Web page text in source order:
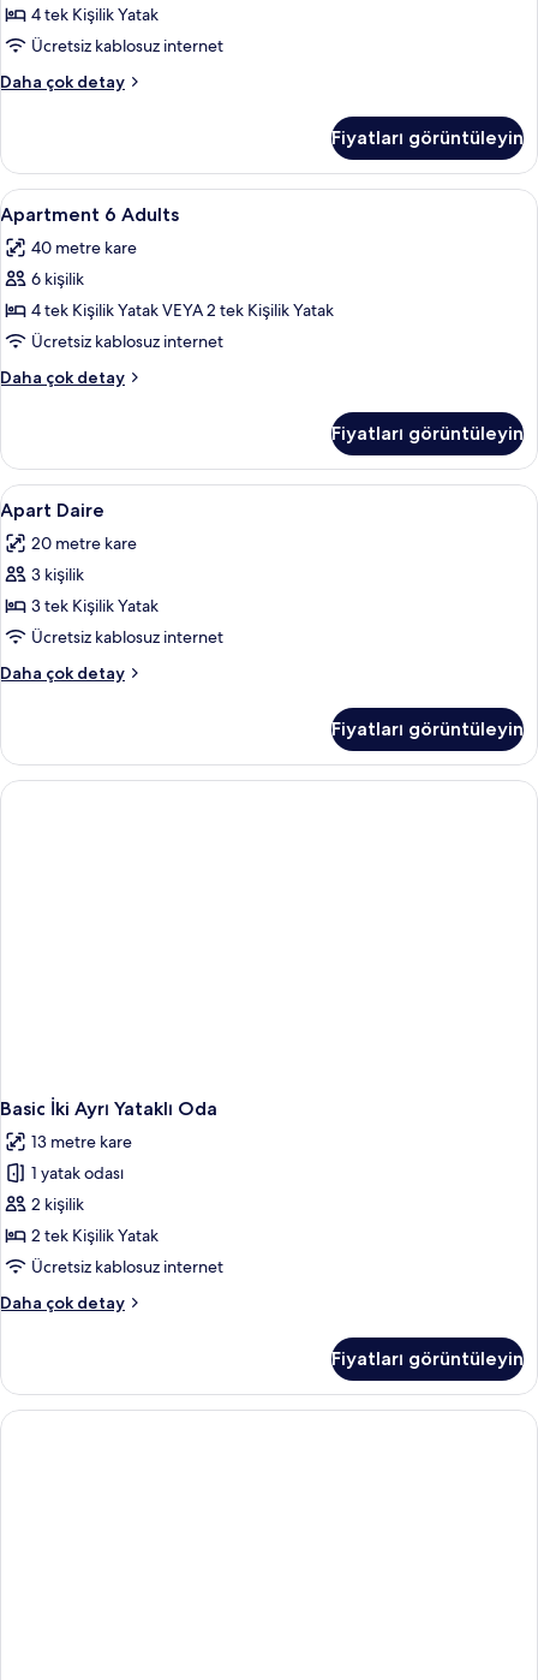
tüm
fotoğrafları
görün
4 tek Kişilik Yatak
Ücretsiz kablosuz internet
Daha çok detay
Apartment
daha
fazla
detay
Fiyatları görüntüleyin
Apartment
6
Adults
için
tüm
fotoğrafları
görün
Apartment 6 Adults | Güneşlik/
4
Apartment 6 Adults
40 metre kare
6 kişilik
4 tek Kişilik Yatak VEYA 2 tek Kişilik Yatak
Ücretsiz kablosuz internet
Daha çok detay
Apartment
daha
fazla
detay
Fiyatları görüntüleyin
Apart
Daire
için
tüm
fotoğrafları
görün
Apart Daire | Güneşlik/perde, ütü/
4
Apart Daire
20 metre kare
3 kişilik
3 tek Kişilik Yatak
Ücretsiz kablosuz internet
Daha çok detay
Apart
fazla
detay
Fiyatları görüntüleyin
Basic İki Ayrı Yataklı Oda
13 metre kare
1 yatak odası
2 kişilik
2 tek Kişilik Yatak
Ücretsiz kablosuz internet
Daha çok detay
Basic
Oda
hakkında
daha
Fiyatları görüntüleyin